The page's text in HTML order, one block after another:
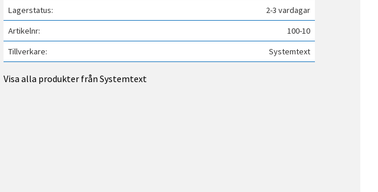
Lagerstatus
2-3 vardagar
Artikelnr
100-10
Tillverkare
Systemtext
Visa alla produkter från Systemtext